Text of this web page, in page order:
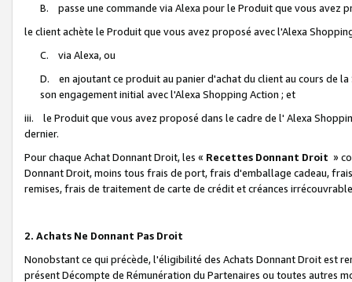
B. passe une commande via Alexa pour le Produit que vous avez
le client achète le Produit que vous avez proposé avec l'Alexa
C. via Alexa, ou
D. en ajoutant ce produit au panier d'achat du client au cours de
son engagement initial avec l'Alexa Shopping Action ; et
iii. le Produit que vous avez proposé dans le cadre de l' Alexa
dernier.
Pour chaque Achat Donnant Droit, les « Recettes Donnant Droit »
Donnant Droit, moins tous frais de port, frais d'emballage cadeau,
remises, frais de traitement de carte de crédit et créances
2. Achats Ne Donnant Pas Droit
Nonobstant ce qui précède, l'éligibilité des Achats Donnant Droit est
présent Décompte de Rémunération du Partenaires ou toutes autres